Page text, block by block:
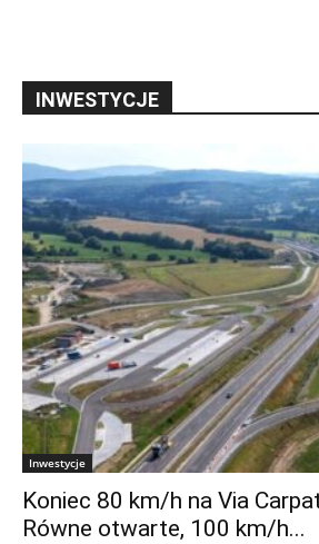
INWESTYCJE
Inwestycje
Koniec 80 km/h na Via
Równe otwarte, 100 km/h...